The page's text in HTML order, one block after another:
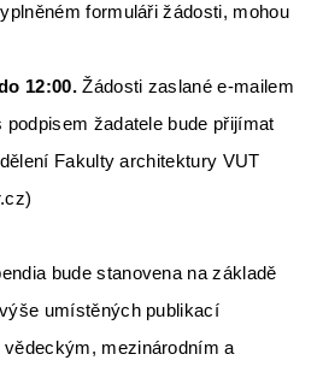
formuláři žádosti, mohou
12:00.Žádosti zaslané e-mailem
žadatele bude přijímat
Fakulty architektury VUT
bude stanovena na základě
umístěných publikací
mezinárodním a